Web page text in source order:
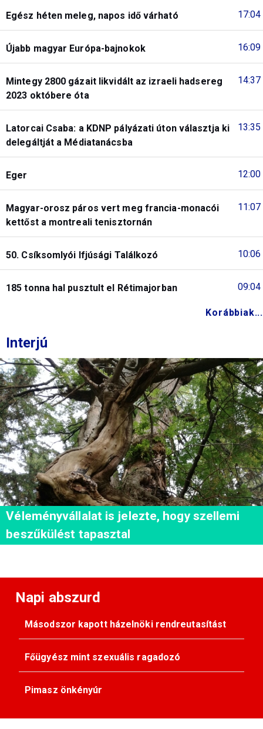
17:04
Egész héten meleg, napos idő várható
16:09
Újabb magyar Európa-bajnokok
14:37
Mintegy 2800 gázait likvidált az izraeli hadsereg
2023 októbere óta
13:35
Latorcai Csaba: a KDNP pályázati úton választja ki
delegáltját a Médiatanácsba
12:00
Eger
11:07
Magyar-orosz páros vert meg francia-monacói
kettőst a montreali tenisztornán
10:06
50. Csíksomlyói Ifjúsági Találkozó
09:04
185 tonna hal pusztult el Rétimajorban
Korábbiak...
Interjú
Véleményvállalat is jelezte, hogy szellemi
beszűkülést tapasztal
Napi abszurd
Másodszor kapott házelnöki rendreutasítást
Főügyész mint szexuális ragadozó
Pimasz önkényúr